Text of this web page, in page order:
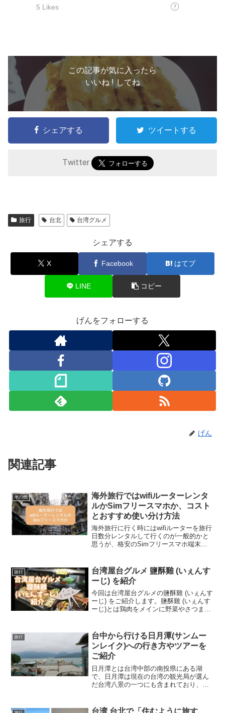
この記事が気に入ったら
いいね ! してね
シェアする ツイートする
Twitter
旅行 台北 台湾グルメ
シェアする
X Facebook はてブ
LINE コピー
げんをフォローする
げん
関連記事
その他
海外旅行ではwifiルーターレンタ
ルかSimフリースマホか、コスト
とおすすめ使い分け方法
海外旅行に行く時にはwifiルーターを旅行
日数分レンタルして行くのが一般的かと
思うが、格安のSimフリースマホ端末を
ので、その方法とwifiルーターを借りた場
合の比較をしてみた。
旅行
台湾屋台グルメ 鹽酥雞 (いぇんす
ーじ) を紹介
今回は台湾屋台グルメの鹽酥雞 (いぇんす
ーじ) をご紹介します。鹽酥雞 (いぇんす
ーじ)とは鶏肉をメインに野菜やさつま揚
ジャンクフードです。
旅行
台中から行ける日月潭(サンムー
ンレイク)への行き方やツアーを
ご紹介
日月潭とは台湾中部の南投県にある湖
で、日月潭は現在の台湾の観光局が選ん
だ台湾八景の一つにも含まれており、日
しみ、朝から日月潭の湖や周辺をまわ
台湾 台北で「住むように旅す